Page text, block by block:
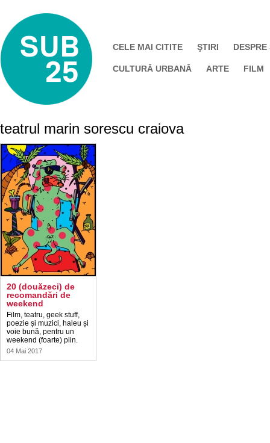
CELE MAI CITITE ŞTIRI DESPRE
CULTURĂ URBANĂ ARTE FILM
teatrul marin sorescu craiova
20 (douăzeci) de
recomandări de
weekend
Film, teatru, geek stuff,
poezie și muzici, haleu și
voie bună, pentru un
weekend (foarte) plin.
04 Mai 2017